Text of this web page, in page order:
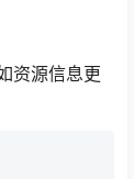
资源信息更